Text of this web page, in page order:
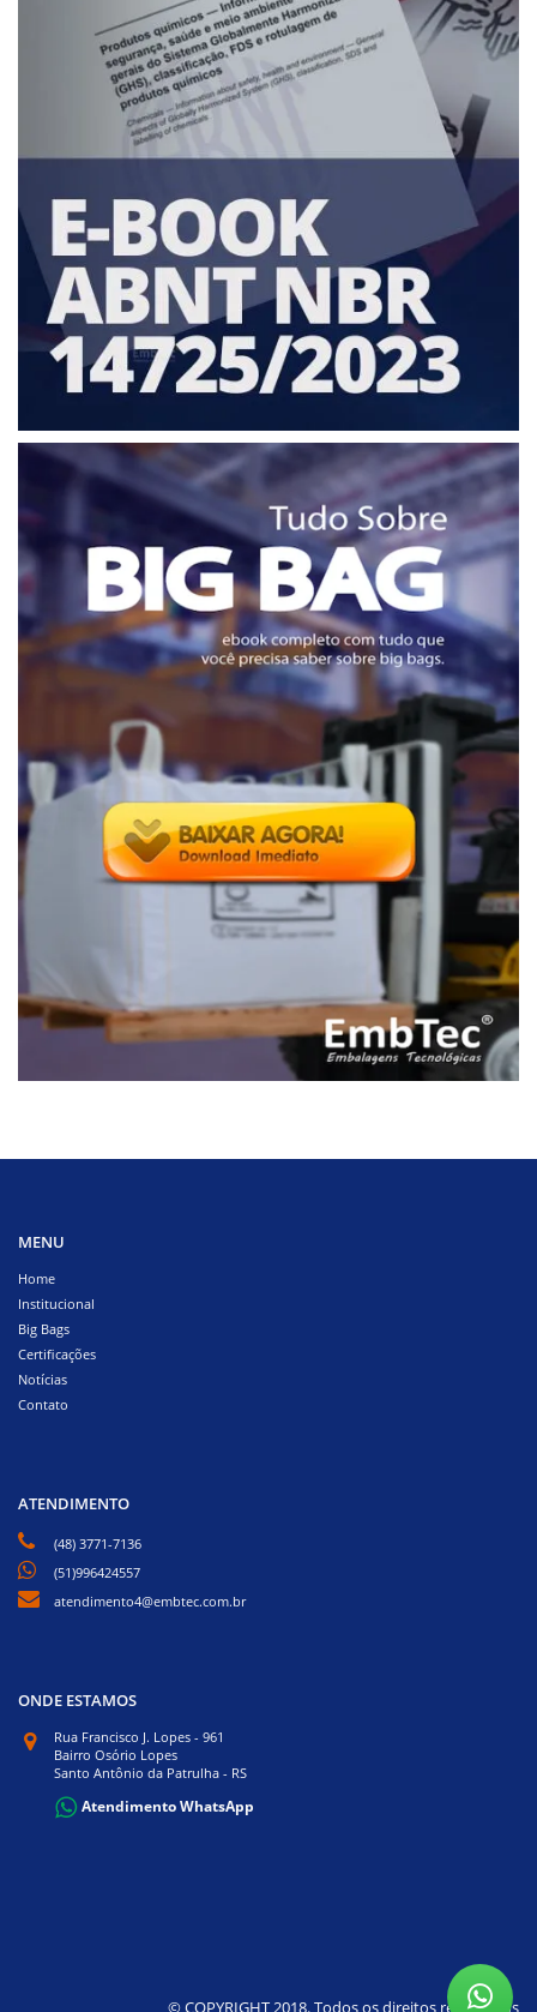
MENU
Home
Institucional
Big Bags
Certificações
Notícias
Contato
ATENDIMENTO
(48) 3771-7136
(51)996424557
atendimento4@embtec.com.br
ONDE ESTAMOS
Rua Francisco J. Lopes - 961
Bairro Osório Lopes
Santo Antônio da Patrulha - RS
Atendimento WhatsApp
© COPYRIGHT 2018. Todos os direitos reservados